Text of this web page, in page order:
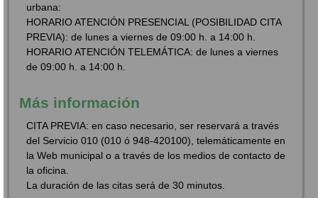
urbana:
HORARIO ATENCIÓN PRESENCIAL (POSIBILIDAD CITA
PREVIA): de lunes a viernes de 09:00 h. a 14:00 h.
HORARIO ATENCIÓN TELEMÁTICA: de lunes a viernes
de 09:00 h. a 14:00 h.
Más información
CITA PREVIA: en caso necesario, ser reservará a través
del Servicio 010 (010 ó 948-420100), telemáticamente en
la Web municipal o a través de los medios de contacto de
la oficina.
La duración de las citas será de 30 minutos.